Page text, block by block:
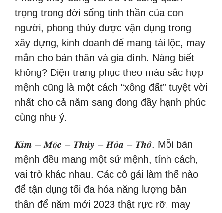
trọng trong đời sống tinh thần của con
người, phong thủy được vận dụng trong
xây dựng, kinh doanh để mang tài lộc, may
mắn cho bản thân và gia đình. Nàng biết
không? Diện trang phục theo màu sắc hợp
mệnh cũng là một cách “xông đất” tuyệt vời
nhất cho cả năm sang đong đầy hạnh phúc
cùng như ý.
𝑲𝒊𝒎 – 𝑴𝒐̣̂𝒄 – 𝑻𝒉𝒖̉𝒚 – 𝑯𝒐̉𝒂 – 𝑻𝒉𝒐̂̉. Mỗi bản
mệnh đều mang một sứ mệnh, tính cách,
vai trò khác nhau. Các cô gái làm thế nào
để tận dụng tối đa hóa năng lượng bản
thân để năm mới 2023 thật rực rỡ, may